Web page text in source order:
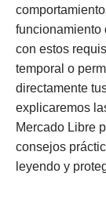
funcionamiento
con estos
temporal o
directamente
explicaremos
Mercado Libre
consejos
leyendo y